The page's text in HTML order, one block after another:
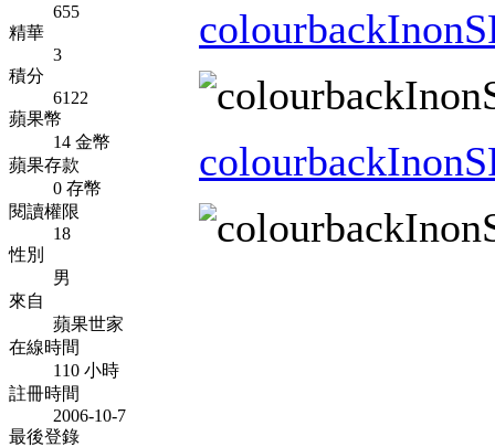
655
精華
3
積分
6122
蘋果幣
14 金幣
蘋果存款
0 存幣
閱讀權限
18
性別
男
來自
蘋果世家
在線時間
110 小時
註冊時間
2006-10-7
最後登錄